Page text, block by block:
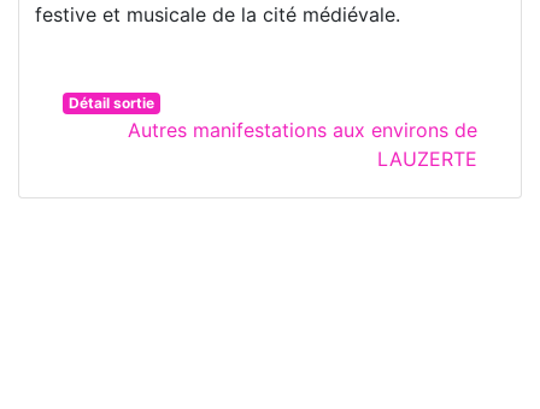
festive et musicale de la cité médiévale.
Détail sortie
Autres manifestations aux environs de
LAUZERTE